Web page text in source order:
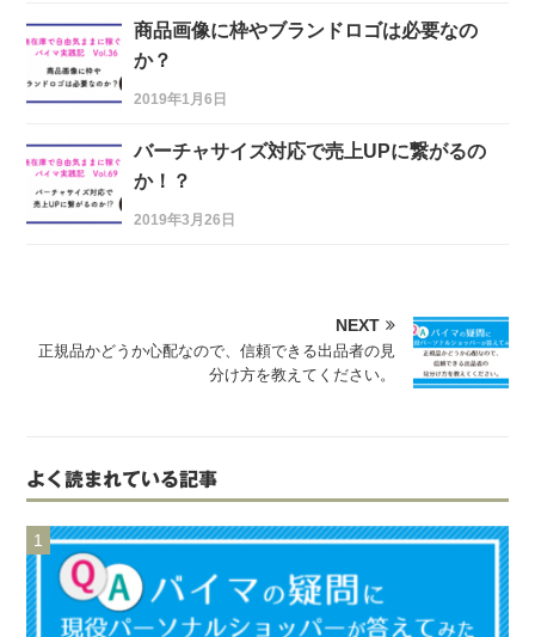
商品画像に枠やブランドロゴは必要なの
か？
2019年1月6日
バーチャサイズ対応で売上UPに繋がるの
か！？
2019年3月26日
NEXT
正規品かどうか心配なので、信頼できる出品者の見
分け方を教えてください。
よく読まれている記事